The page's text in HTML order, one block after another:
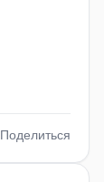
Поделиться